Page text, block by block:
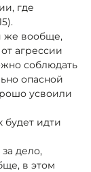
где
же вообще,
агрессии
соблюдать
опасной
усвоили
будет идти
дело,
в этом